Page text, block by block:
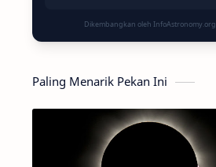
Dikembangkan oleh InfoAstronomy.org
Paling Menarik Pekan Ini